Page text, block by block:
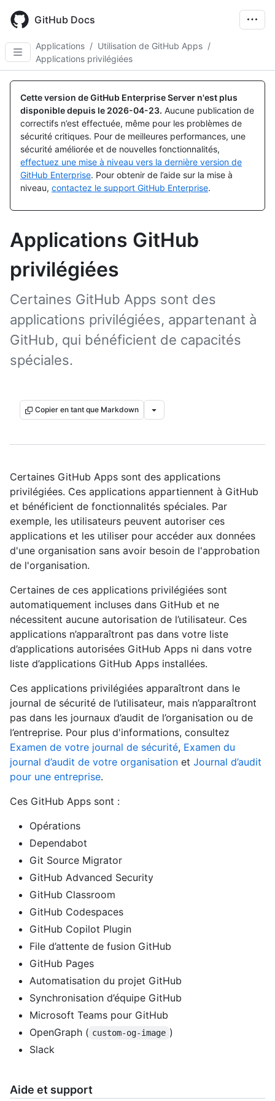
main
content
GitHub Docs
Applications / Utilisation de GitHub Apps /
Applications privilégiées
Cette version de GitHub Enterprise Server n'est plus
disponible depuis le 2026-04-23. Aucune publication de
correctifs n’est effectuée, même pour les problèmes de
sécurité critiques. Pour de meilleures performances, une
sécurité améliorée et de nouvelles fonctionnalités,
effectuez une mise à niveau vers la dernière version de
GitHub Enterprise. Pour obtenir de l’aide sur la mise à
niveau, contactez le support GitHub Enterprise.
Applications GitHub
privilégiées
Certaines GitHub Apps sont des
applications privilégiées, appartenant à
GitHub, qui bénéficient de capacités
spéciales.
Copier en tant que Markdown
Certaines GitHub Apps sont des applications
privilégiées. Ces applications appartiennent à GitHub
et bénéficient de fonctionnalités spéciales. Par
exemple, les utilisateurs peuvent autoriser ces
applications et les utiliser pour accéder aux données
d'une organisation sans avoir besoin de l'approbation
de l'organisation.
Certaines de ces applications privilégiées sont
automatiquement incluses dans GitHub et ne
nécessitent aucune autorisation de l’utilisateur. Ces
applications n’apparaîtront pas dans votre liste
d’applications autorisées GitHub Apps ni dans votre
liste d’applications GitHub Apps installées.
Ces applications privilégiées apparaîtront dans le
journal de sécurité de l’utilisateur, mais n’apparaîtront
pas dans les journaux d’audit de l’organisation ou de
l’entreprise. Pour plus d'informations, consultez
Examen de votre journal de sécurité, Examen du
journal d’audit de votre organisation et Journal d’audit
pour une entreprise.
Ces GitHub Apps sont :
Opérations
Dependabot
Git Source Migrator
GitHub Advanced Security
GitHub Classroom
GitHub Codespaces
GitHub Copilot Plugin
File d’attente de fusion GitHub
GitHub Pages
Automatisation du projet GitHub
Synchronisation d’équipe GitHub
Microsoft Teams pour GitHub
OpenGraph ( custom-og-image )
Slack
Aide et support